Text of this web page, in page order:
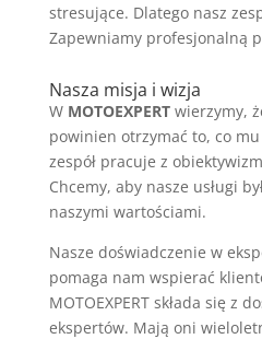
stresujące. Dlatego nasz
Zapewniamy profesjonalną
Nasza misja i wizja
W MOTOEXPERTwierzymy,
powinien otrzymać to, co
zespół pracuje z
Chcemy, aby nasze usługi
naszymi wartościami.
Nasze doświadczenie w
pomaga nam wspierać
MOTOEXPERT składa się z
ekspertów. Mają oni